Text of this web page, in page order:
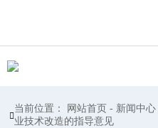

当前位置： 网站首页 - 新闻中心
业技术改造的指导意见